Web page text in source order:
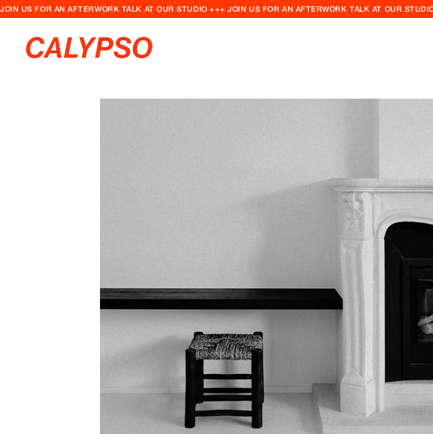
JOIN US FOR AN AFTERWORK TALK AT OUR STUDIO +++ JOIN US FOR AN AFTERWORK TALK AT OUR